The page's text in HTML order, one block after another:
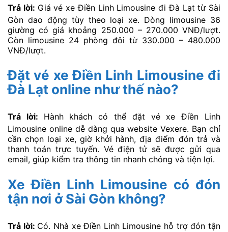
Trả lời: Giá vé xe Điền Linh Limousine đi Đà Lạt từ Sài
Gòn dao động tùy theo loại xe. Dòng limousine 36
giường có giá khoảng 250.000 – 270.000 VNĐ/lượt.
Còn limousine 24 phòng đôi từ 330.000 – 480.000
VNĐ/lượt.
Đặt vé xe Điền Linh Limousine đi
Đà Lạt online như thế nào?
Trả lời: Hành khách có thể đặt vé xe Điền Linh
Limousine online dễ dàng qua website Vexere. Bạn chỉ
cần chọn loại xe, giờ khởi hành, địa điểm đón trả và
thanh toán trực tuyến. Vé điện tử sẽ được gửi qua
email, giúp kiểm tra thông tin nhanh chóng và tiện lợi.
Xe Điền Linh Limousine có đón
tận nơi ở Sài Gòn không?
Trả lời: Có. Nhà xe Điền Linh Limousine hỗ trợ đón tận